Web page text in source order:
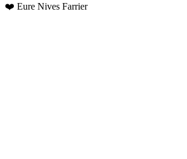
❤️ Eure Nives Farrier